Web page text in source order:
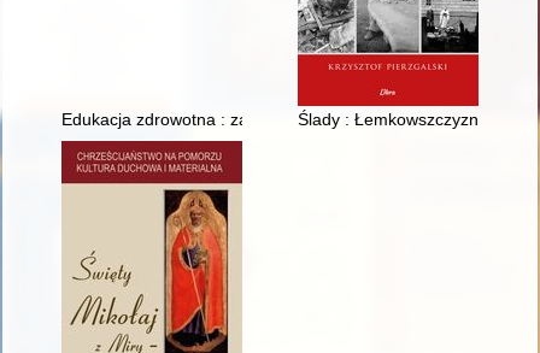
Edukacja zdrowotna : zagraniczne inspiracje dla polskiej
Ślady : Łemkowszczyzna w